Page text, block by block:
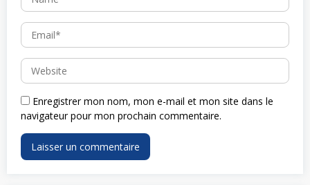
Enregistrer mon nom, mon e-mail et mon site dans le
navigateur pour mon prochain commentaire.